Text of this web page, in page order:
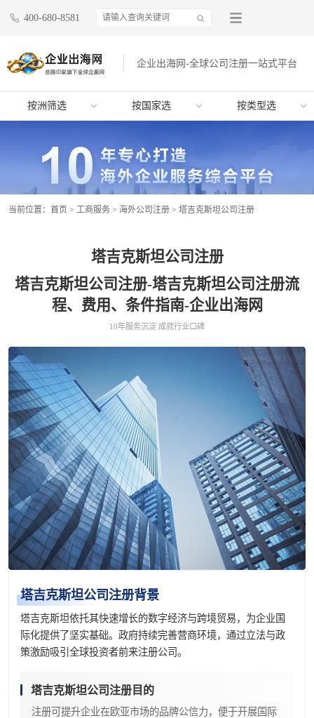
400-680-8581
企业出海网-全球公司注册一站式平台
按洲筛选 按国家选 按类型选
当前位置： 首页 > 工商服务 > 海外公司注册 > 塔吉克斯坦公司注册
塔吉克斯坦公司注册
塔吉克斯坦公司注册-塔吉克斯坦公司注册流
程、费用、条件指南-企业出海网
10年服务沉淀 成就行业口碑
塔吉克斯坦公司注册背景
塔吉克斯坦依托其快速增长的数字经济与跨境贸易，为企业国
际化提供了坚实基础。政府持续完善营商环境，通过立法与政
策激励吸引全球投资者前来注册公司。
塔吉克斯坦公司注册目的
注册可提升企业在欧亚市场的品牌公信力，便于开展国际